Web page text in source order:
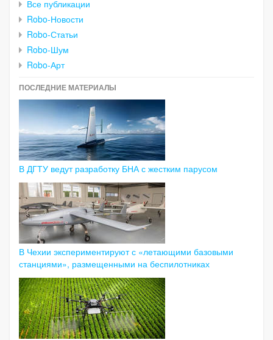
Все публикации
Robo-Новости
Robo-Статьи
Robo-Шум
Robo-Арт
ПОСЛЕДНИЕ МАТЕРИАЛЫ
В ДГТУ ведут разработку БНА с жестким парусом
В Чехии экспериментируют с «летающими базовыми
станциями», размещенными на беспилотниках